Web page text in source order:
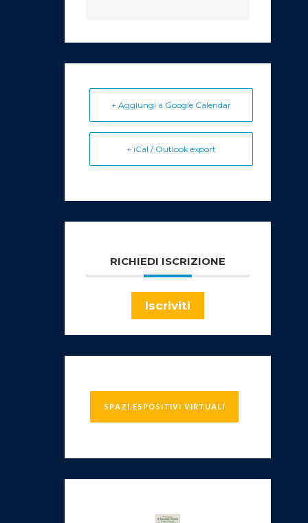
+ Aggiungi a Google Calendar
+ iCal / Outlook export
RICHIEDI ISCRIZIONE
Iscriviti
SPAZI ESPOSITIVI VIRTUALI